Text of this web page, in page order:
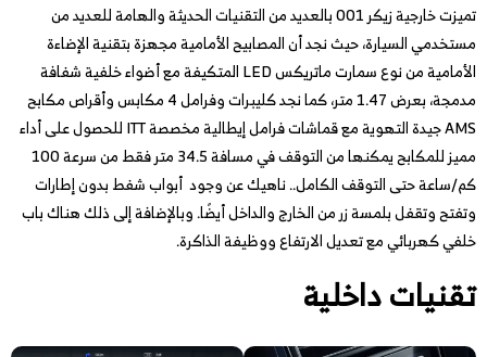
تميزت خارجية زيكر 001 بالعديد من التقنيات الحديثة والهامة للعديد من
مستخدمي السيارة، حيث نجد أن المصابيح الأمامية مجهزة بتقنية الإضاءة
الأمامية من نوع سمارت ماتريكس LED المتكيفة مع أضواء خلفية شفافة
مدمجة، بعرض 1.47 متر، كما نجد كليبرات وفرامل 4 مكابس وأقراص مكابح
AMS جيدة التهوية مع قماشات فرامل إيطالية مخصصة ITT للحصول على أداء
مميز للمكابح يمكنها من التوقف في مسافة 34.5 متر فقط من سرعة 100
كم/ساعة حتى التوقف الكامل.. ناهيك عن وجود أبواب شفط بدون إطارات
وتفتح وتقفل بلمسة زر من الخارج والداخل أيضًا. وبالإضافة إلى ذلك هناك باب
خلفي كهربائي مع تعديل الارتفاع ووظيفة الذاكرة.
تقنيات داخلية